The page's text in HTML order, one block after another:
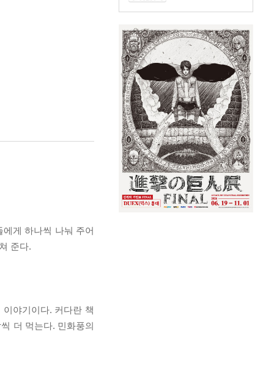
게 하나씩 나눠 주어
준다.
야기이다. 커다란 책
더 먹는다. 민화풍의